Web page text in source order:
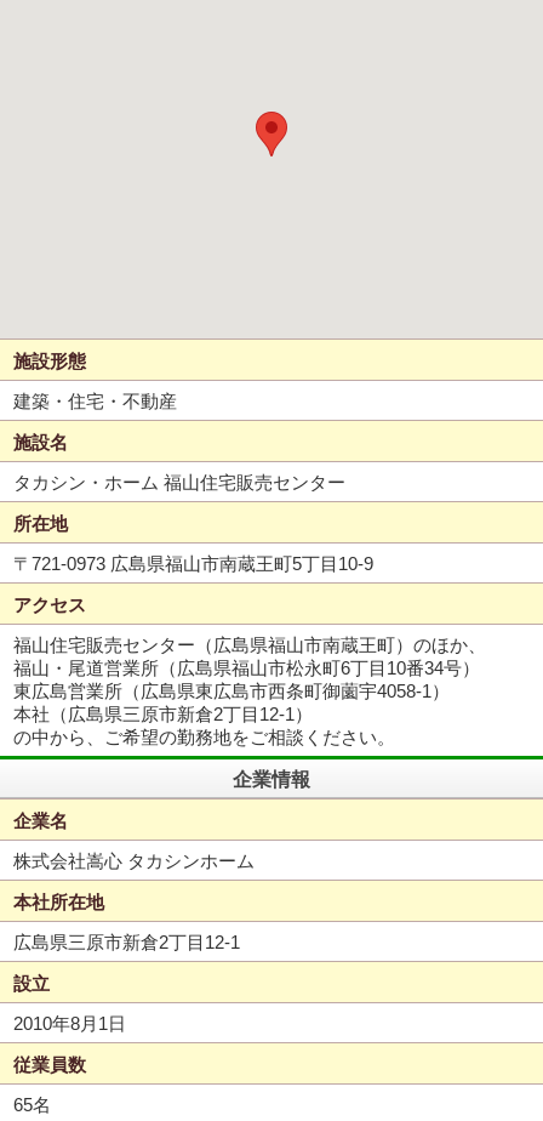
施設形態
建築・住宅・不動産
施設名
タカシン・ホーム 福山住宅販売センター
所在地
〒721-0973 広島県福山市南蔵王町5丁目10-9
アクセス
福山住宅販売センター（広島県福山市南蔵王町）のほか、
福山・尾道営業所（広島県福山市松永町6丁目10番34号）
東広島営業所（広島県東広島市西条町御薗宇4058-1）
本社（広島県三原市新倉2丁目12-1）
の中から、ご希望の勤務地をご相談ください。
企業情報
企業名
株式会社嵩心 タカシンホーム
本社所在地
広島県三原市新倉2丁目12-1
設立
2010年8月1日
従業員数
65名